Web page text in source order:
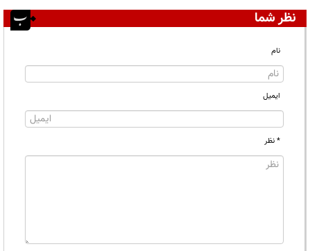
نظر شما
نام
ایمیل
* نظر